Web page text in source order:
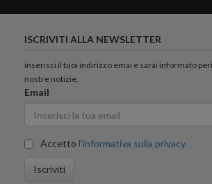
ISCRIVITI ALLA NEWSLETTER
inserisci il tuoi indirizzo emai e sarai informato
nostre notizie.
Email
Accetto l'informativa sulla privacy
Iscriviti